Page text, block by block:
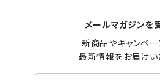
メールマガジンを
新商品やキャンペー
最新情報をお届けい